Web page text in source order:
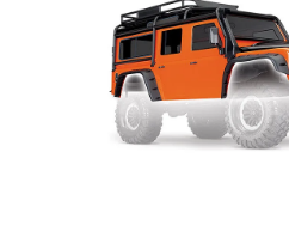
5
hvězdiček.